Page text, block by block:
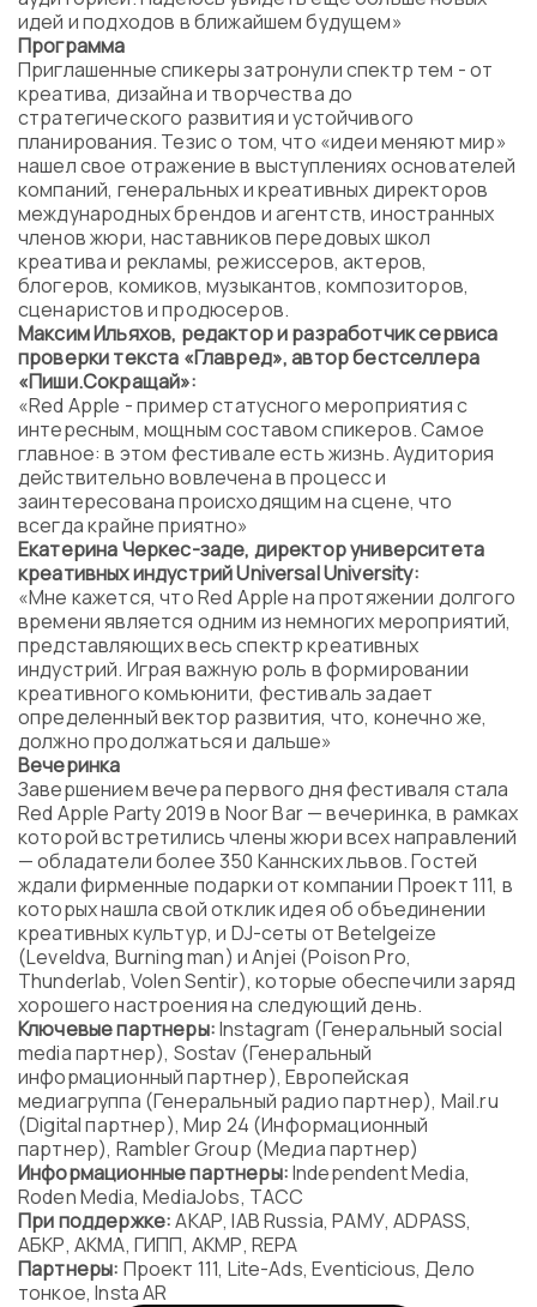
идей и подходов в ближайшем будущем»
Программа
Приглашенные спикеры затронули спектр тем - от
креатива, дизайна и творчества до
стратегического развития и устойчивого
планирования. Тезис о том, что «идеи меняют мир»
нашел свое отражение в выступлениях основателей
компаний, генеральных и креативных директоров
международных брендов и агентств, иностранных
членов жюри, наставников передовых школ
креатива и рекламы, режиссеров, актеров,
блогеров, комиков, музыкантов, композиторов,
сценаристов и продюсеров.
Максим Ильяхов, редактор и разработчик сервиса
проверки текста «Главред», автор бестселлера
«Пиши.Сокращай»:
«Red Apple - пример статусного мероприятия с
интересным, мощным составом спикеров. Самое
главное: в этом фестивале есть жизнь. Аудитория
действительно вовлечена в процесс и
заинтересована происходящим на сцене, что
всегда крайне приятно»
Екатерина Черкес-заде, директор университета
креативных индустрий Universal University:
«Мне кажется, что Red Apple на протяжении долгого
времени является одним из немногих мероприятий,
представляющих весь спектр креативных
индустрий. Играя важную роль в формировании
креативного комьюнити, фестиваль задает
определенный вектор развития, что, конечно же,
должно продолжаться и дальше»
Вечеринка
Завершением вечера первого дня фестиваля стала
Red Apple Party 2019 в Noor Bar — вечеринка, в рамках
которой встретились члены жюри всех направлений
— обладатели более 350 Каннских львов. Гостей
ждали фирменные подарки от компании Проект 111, в
которых нашла свой отклик идея об объединении
креативных культур, и DJ-сеты от Betelgeize
(Leveldva, Burning man) и Anjei (Poison Pro,
Thunderlab, Volen Sentir), которые обеспечили заряд
хорошего настроения на следующий день.
Ключевые партнеры:Instagram (Генеральный social
media партнер), Sostav (Генеральный
информационный партнер), Европейская
медиагруппа (Генеральный радио партнер), Mail.ru
(Digital партнер), Мир 24 (Информационный
партнер), Rambler Group (Медиа партнер)
Информационные партнеры:Independent Media,
Roden Media, MediaJobs, ТАСС
При поддержке:АКАР, IAB Russia, РАМУ, ADPASS,
АБКР, АКМА, ГИПП, АКМР, REPA
Партнеры: Проект 111, Lite-Ads, Eventicious, Дело
тонкое, Insta AR